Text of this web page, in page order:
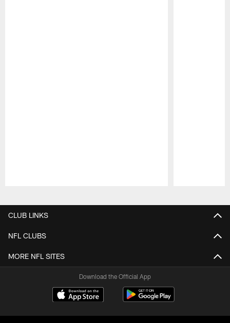
CLUB LINKS
NFL CLUBS
MORE NFL SITES
Download the Official App